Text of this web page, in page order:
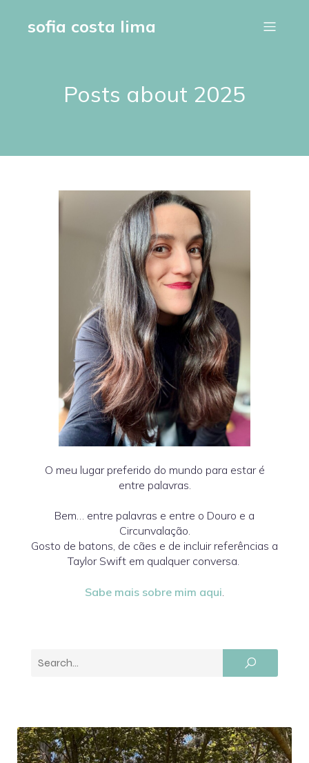
sofia costa lima
Posts about 2025
O meu lugar preferido do mundo para estar é
entre palavras.
Bem… entre palavras e entre o Douro e a
Circunvalação.
Gosto de batons, de cães e de incluir referências a
Taylor Swift em qualquer conversa.
Sabe mais sobre mim aqui